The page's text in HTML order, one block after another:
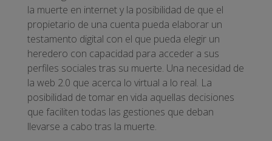
la muerte en internet y la posibilidad de que el
propietario de una cuenta pueda elaborar un
testamento digital con el que pueda elegir un
heredero con capacidad para acceder a sus
perfiles sociales tras su muerte. Una necesidad de
la web 2.0 que acerca lo virtual a lo real. La
posibilidad de tomar en vida aquellas decisiones
que faciliten todas las gestiones que deban
llevarse a cabo tras la muerte.